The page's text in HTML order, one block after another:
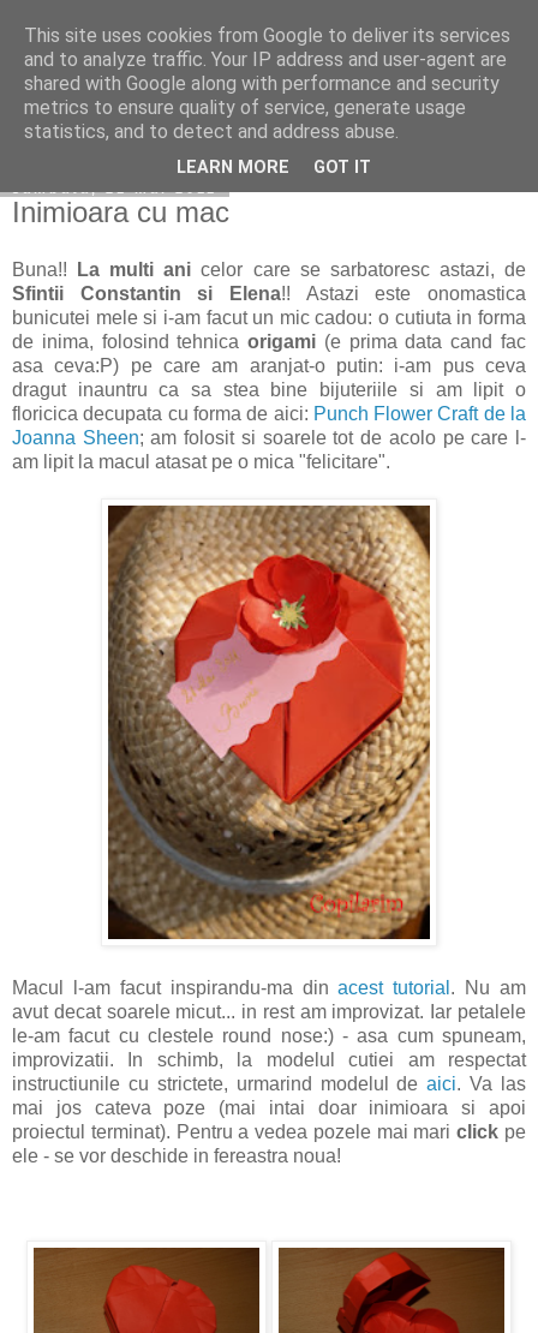
Copilarim
Inimioara cu mac
Buna!! La multi ani celor care se sarbatoresc astazi, de
Sfintii Constantin si Elena!! Astazi este onomastica
bunicutei mele si i-am facut un mic cadou: o cutiuta in forma
de inima, folosind tehnicaorigami (e prima data cand fac
asa ceva:P) pe care am aranjat-o putin: i-am pus ceva
dragut inauntru ca sa stea bine bijuteriile si am lipit o
floricica decupata cu forma de aici: Punch Flower Craft de la
Joanna Sheen; am folosit si soarele tot de acolo pe care l-
am lipit la macul atasat pe o mica "felicitare".
Macul l-am facut inspirandu-ma dinacest tutorial . Nu am
avut decat soarele micut... in rest am improvizat. Iar petalele
le-am facut cu clestele round nose:) - asa cum spuneam,
improvizatii. In schimb, la modelul cutiei am respectat
instructiunile cu strictete, urmarind modelul deaici. Va las
mai jos cateva poze (mai intai doar inimioara si apoi
proiectul terminat). Pentru a vedea pozele mai mariclick pe
ele - se vor deschide in fereastra noua!
This site uses cookies from Google to deliver its services
and to analyze traffic. Your IP address and user-agent are
shared with Google along with performance and security
metrics to ensure quality of service, generate usage
statistics, and to detect and address abuse.
LEARN MORE GOT IT